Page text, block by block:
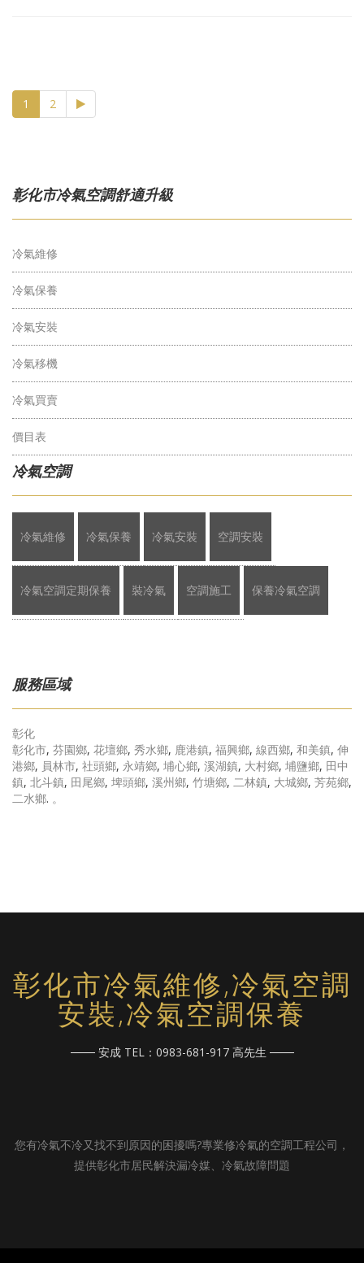
1 (current)
2
彰化市冷氣空調舒適升級
冷氣維修
冷氣保養
冷氣安裝
冷氣移機
冷氣買賣
價目表
冷氣空調
冷氣維修 冷氣保養 冷氣安裝 空調安裝
冷氣空調定期保養 裝冷氣 空調施工 保養冷氣空調
服務區域
彰化
彰化市, 芬園鄉, 花壇鄉, 秀水鄉, 鹿港鎮, 福興鄉, 線西鄉, 和美鎮, 伸
港鄉, 員林市, 社頭鄉, 永靖鄉, 埔心鄉, 溪湖鎮, 大村鄉, 埔鹽鄉, 田中
鎮, 北斗鎮, 田尾鄉, 埤頭鄉, 溪州鄉, 竹塘鄉, 二林鎮, 大城鄉, 芳苑鄉,
二水鄉. 。
彰化市冷氣維修,冷氣空調
安裝,冷氣空調保養
安成 TEL：0983-681-917 高先生
您有冷氣不冷又找不到原因的困擾嗎?專業修冷氣的空調工程公司，
提供彰化市居民解決漏冷媒、冷氣故障問題